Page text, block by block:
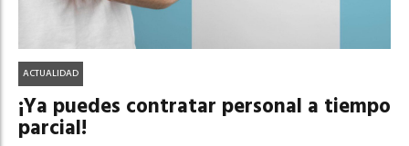
ACTUALIDAD
¡Ya puedes contratar personal a tiempo
parcial!